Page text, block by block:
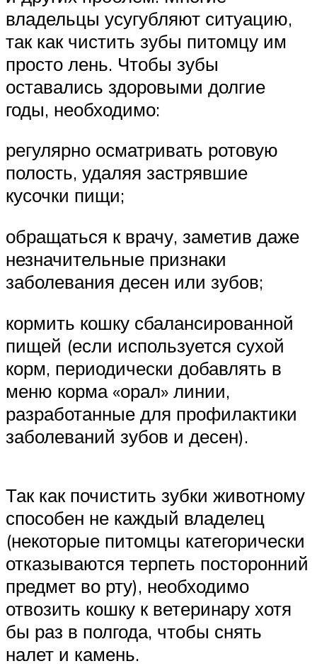
владельцы усугубляют ситуацию,
так как чистить зубы питомцу им
просто лень. Чтобы зубы
оставались здоровыми долгие
годы, необходимо:
регулярно осматривать ротовую
полость, удаляя застрявшие
кусочки пищи;
обращаться к врачу, заметив даже
незначительные признаки
заболевания десен или зубов;
кормить кошку сбалансированной
пищей (если используется сухой
корм, периодически добавлять в
меню корма «орал» линии,
разработанные для профилактики
заболеваний зубов и десен).
Так как почистить зубки животному
способен не каждый владелец
(некоторые питомцы категорически
отказываются терпеть посторонний
предмет во рту), необходимо
отвозить кошку к ветеринару хотя
бы раз в полгода, чтобы снять
налет и камень.